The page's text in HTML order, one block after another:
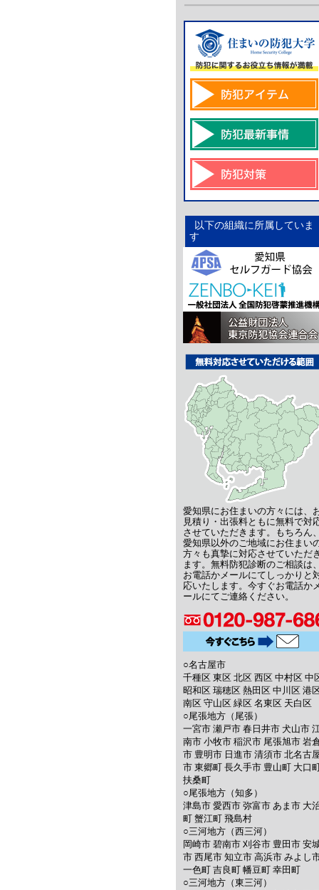
以下の組織に所属していま
す
愛知県にお住まいの方々には、
見積り・出張料ともに無料で対
させていただきます。もちろん、
愛知県以外のご地域にお住まい
方々も真摯に対応させていただき
ます。無料防犯診断のご相談は、
お電話かメールにてしっかりと
応いたします。今すぐお電話か
ールにてご連絡ください。
○名古屋市
千種区 東区 北区 西区 中村区 中
昭和区 瑞穂区 熱田区 中川区 港区
南区 守山区 緑区 名東区 天白区
○尾張地方（尾張）
一宮市 瀬戸市 春日井市 犬山市
南市 小牧市 稲沢市 尾張旭市 岩
市 豊明市 日進市 清須市 北名古
市 東郷町 長久手市 豊山町 大口町
扶桑町
○尾張地方（知多）
津島市 愛西市 弥富市 あま市 大
町 蟹江町 飛島村
○三河地方（西三河）
岡崎市 碧南市 刈谷市 豊田市 安
市 西尾市 知立市 高浜市 みよし
一色町 吉良町 幡豆町 幸田町
○三河地方（東三河）